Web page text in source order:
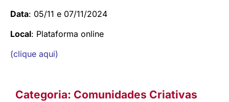
Data: 05/11 e 07/11/2024
Local: Plataforma online
(clique aqui)
Categoria: Comunidades Criativas